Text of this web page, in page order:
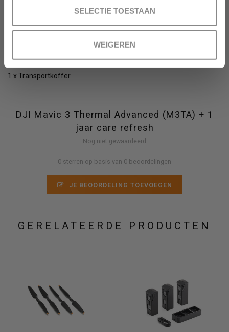
SELECTIE TOESTAAN
WEIGEREN
1 x Transportkoffer
DJI Mavic 3 Thermal Advanced (M3TA) + 1
jaar care refresh
Nog niet gewaardeerd
0 sterren op basis van 0 beoordelingen
JE BEOORDELING TOEVOEGEN
GERELATEERDE PRODUCTEN